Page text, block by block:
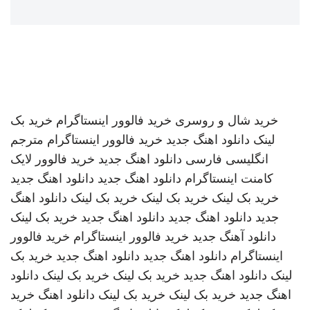
خرید شال و روسری خرید فالوور اینستاگرام خرید بک
لینک دانلود اهنگ جدید خرید فالوور اینستاگرام مترجم
انگلیسی فارسی دانلود اهنگ جدید خرید فالوور لایک
کامنت اینستاگرام دانلود اهنگ جدید دانلود اهنگ جدید
خرید بک لینک خرید بک لینک خرید بک لینک دانلود اهنگ
جدید دانلود اهنگ جدید دانلود اهنگ جدید خرید بک لینک
دانلود آهنگ جدید خرید فالوور اینستاگرام خرید فالوور
اینستاگرام دانلود اهنگ جدید دانلود اهنگ جدید خرید بک
لینک دانلود اهنگ جدید خرید بک لینک خرید بک لینک دانلود
اهنگ جدید خرید بک لینک خرید بک لینک دانلود اهنگ خرید